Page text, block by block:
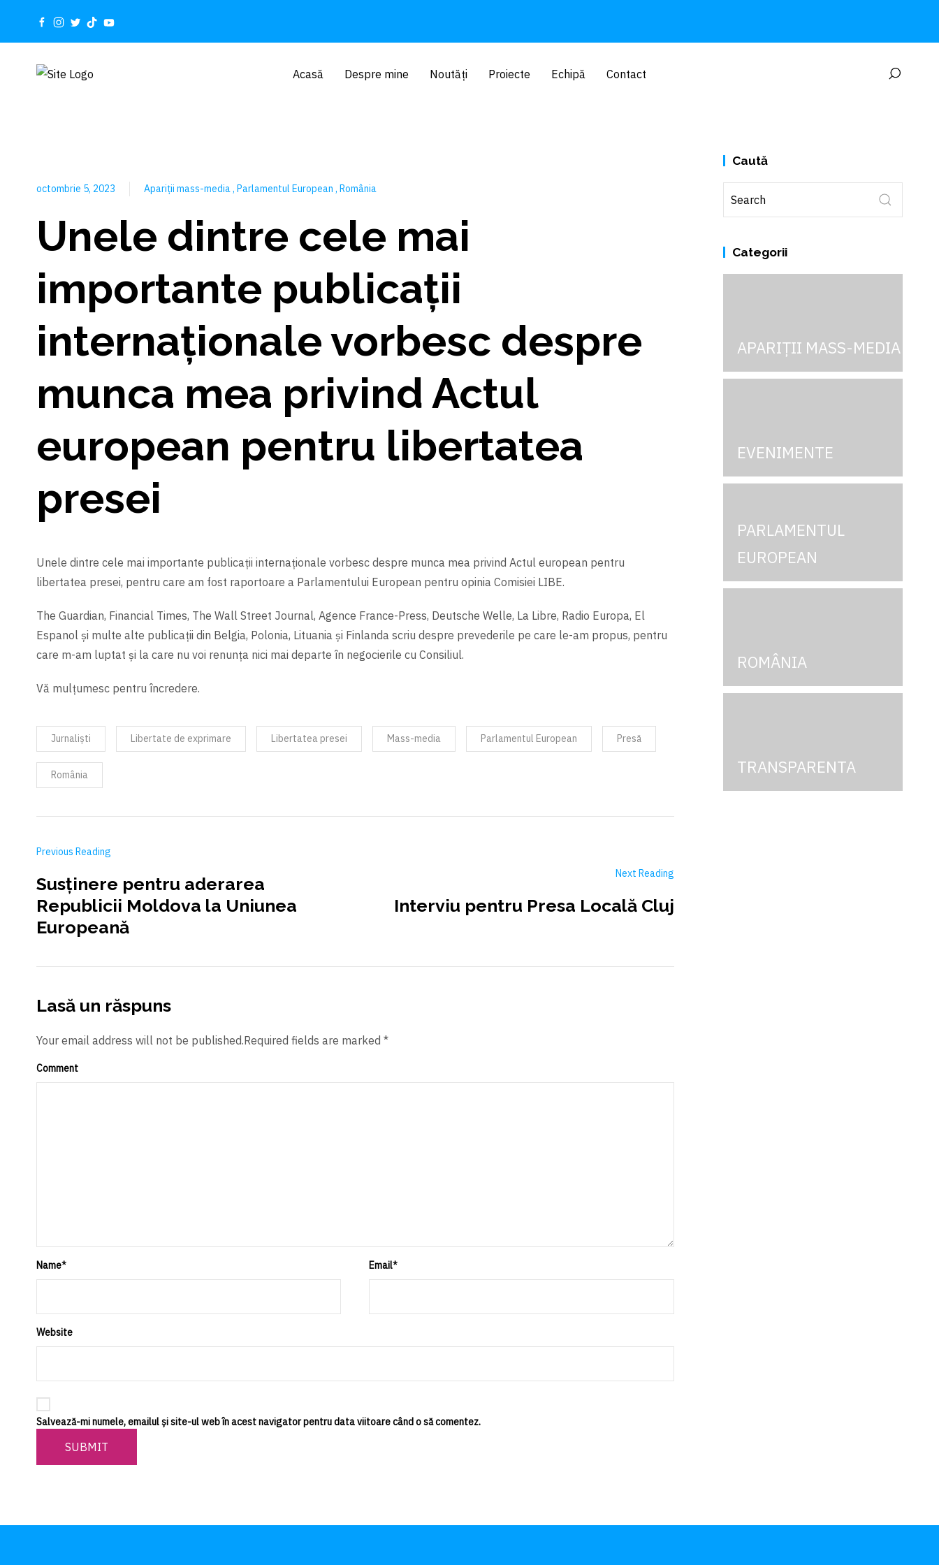
Acasă Despre mine Noutăți Proiecte Echipă Contact
octombrie 5, 2023 Apariții mass-media Parlamentul European România
Unele dintre cele mai
importante publicații
internaționale vorbesc despre
munca mea privind Actul
european pentru libertatea
presei
Unele dintre cele mai importante publicații internaționale vorbesc despre munca mea privind Actul european pentru
libertatea presei, pentru care am fost raportoare a Parlamentului European pentru opinia Comisiei LIBE.
The Guardian, Financial Times, The Wall Street Journal, Agence France-Press, Deutsche Welle, La Libre, Radio Europa, El
Espanol și multe alte publicații din Belgia, Polonia, Lituania și Finlanda scriu despre prevederile pe care le-am propus, pentru
care m-am luptat și la care nu voi renunța nici mai departe în negocierile cu Consiliul.
Vă mulțumesc pentru încredere.
Jurnaliști Libertate de exprimare Libertatea presei Mass-media Parlamentul European Presă
România
Previous Reading
Susținere pentru aderarea
Republicii Moldova la Uniunea
Europeană
Next Reading
Interviu pentru Presa Locală Cluj
Lasă un răspuns
Your email address will not be published.Required fields are marked *
Comment
Name* Email*
Website
Salvează-mi numele, emailul și site-ul web în acest navigator pentru data viitoare când o să comentez.
SUBMIT
Caută
Categorii
APARIȚII MASS-MEDIA
EVENIMENTE
PARLAMENTUL
EUROPEAN
ROMÂNIA
TRANSPARENTA